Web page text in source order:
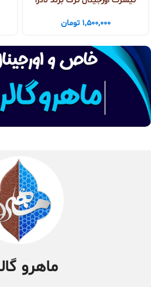
1,500,000 تومان
ماهرو